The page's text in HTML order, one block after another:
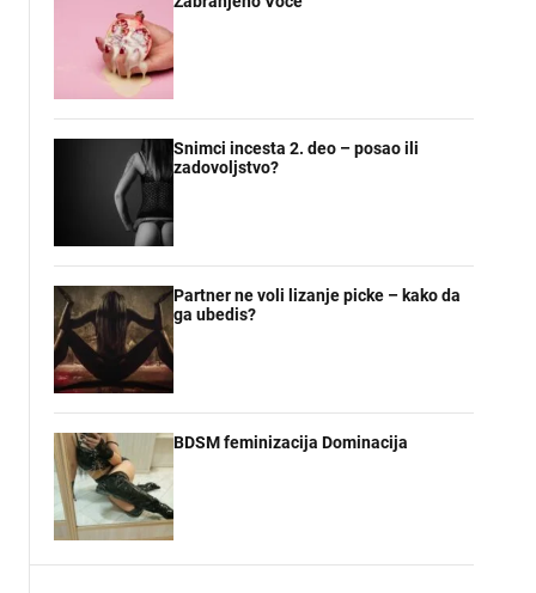
Snimci incesta 2. deo – posao ili
zadovoljstvo?
Partner ne voli lizanje picke – kako da
ga ubedis?
BDSM feminizacija Dominacija